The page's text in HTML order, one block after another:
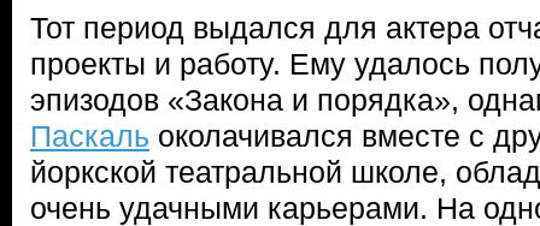
Тот период выдался для актера
проекты и работу. Ему удалось
эпизодов «Закона и порядка»,
Паскаль околачивался вместе с
йоркской театральной школе,
очень удачными карьерами. На